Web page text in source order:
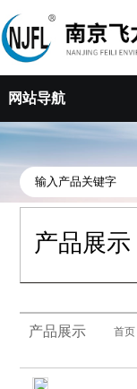
网站导航
产品展示
产品展示 首页